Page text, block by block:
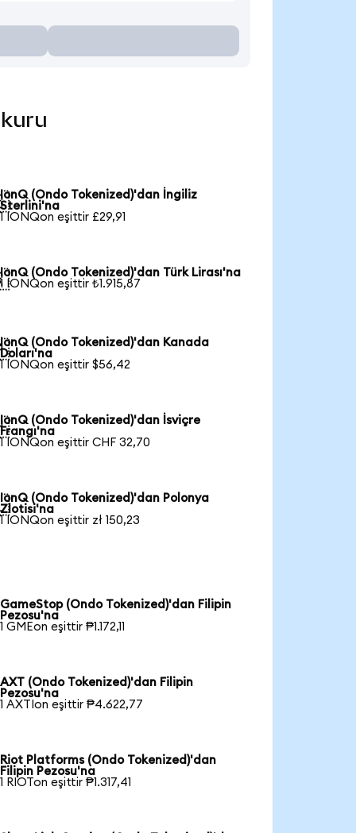
IonQ (Ondo Tokenized)'dan İngiliz
Sterlini'na
1 IONQon eşittir £29,91
IonQ (Ondo Tokenized)'dan Türk Lirası'na
1 IONQon eşittir ₺1.915,87
IonQ (Ondo Tokenized)'dan Kanada
Doları'na
1 IONQon eşittir $56,42
IonQ (Ondo Tokenized)'dan İsviçre
Frangı'na
1 IONQon eşittir CHF 32,70
IonQ (Ondo Tokenized)'dan Polonya
Zlotisi'na
1 IONQon eşittir zł 150,23
GameStop (Ondo Tokenized)'dan Filipin
Pezosu'na
1 GMEon eşittir ₱1.172,11
AXT (Ondo Tokenized)'dan Filipin
Pezosu'na
1 AXTIon eşittir ₱4.622,77
Riot Platforms (Ondo Tokenized)'dan
Filipin Pezosu'na
1 RIOTon eşittir ₱1.317,41